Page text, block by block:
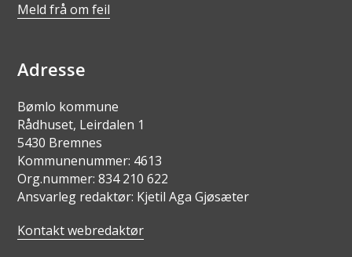
Meld frå om feil
Adresse
Bømlo kommune
Rådhuset, Leirdalen 1
5430 Bremnes
Kommunenummer: 4613
Org.nummer: 834 210 622
Ansvarleg redaktør: Kjetil Aga Gjøsæter
Kontakt webredaktør